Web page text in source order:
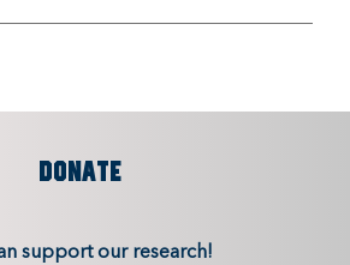
DONATE
support our research!